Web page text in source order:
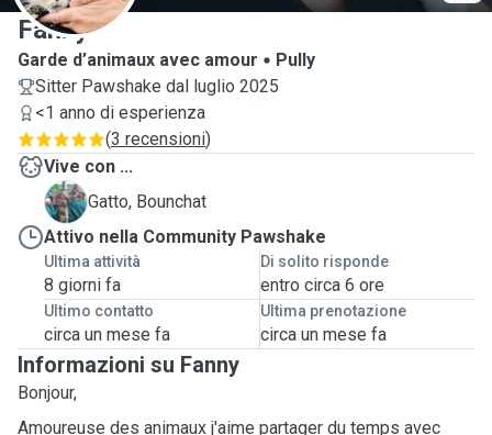
Fanny
Garde d’animaux avec amour
Pully
Sitter Pawshake dal luglio 2025
<1 anno di esperienza
(3 recensioni)
Vive con ...
B
Gatto, Bounchat
Attivo nella Community Pawshake
Ultima attività
8 giorni fa
Di solito risponde
entro circa 6 ore
Ultimo contatto
circa un mese fa
Ultima prenotazione
circa un mese fa
Informazioni su Fanny
Bonjour,
Amoureuse des animaux j'aime partager du temps avec